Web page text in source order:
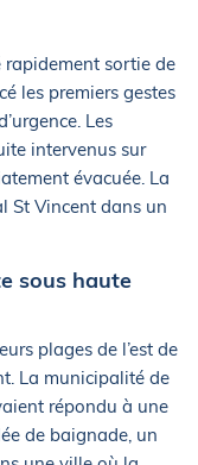
rapidement sortie de
les premiers gestes
Les
intervenus sur
évacuée. La
St Vincent dans un
sous haute
plages de l’est de
La municipalité de
répondu à une
de baignade, un